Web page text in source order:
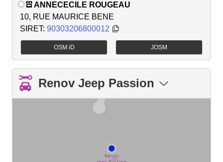
ANNECECILE ROUGEAU
10, RUE MAURICE BENE
SIRET: 90303206800012
OSM iD JOSM
Renov Jeep Passion